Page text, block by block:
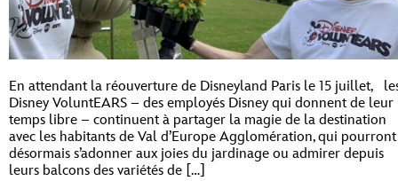
En attendant la réouverture de Disneyland Paris le 15 juillet,
Disney VoluntEARS – des employés Disney qui donnent de leur
temps libre – continuent à partager la magie de la destination
avec les habitants de Val d’Europe Agglomération, qui pourront
désormais s’adonner aux joies du jardinage ou admirer depuis
leurs balcons des variétés de […]